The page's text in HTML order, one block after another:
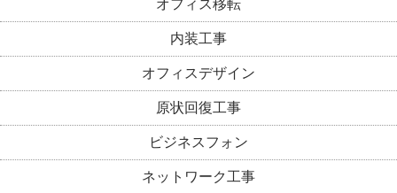
オフィス移転
内装工事
オフィスデザイン
原状回復工事
ビジネスフォン
ネットワーク工事